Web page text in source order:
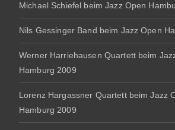
Michael Schiefel beim Jazz Open
Nils Gessinger Band beim Jazz Open
Werner Harriehausen Quartett beim
Hamburg 2009
Lorenz Hargassner Quartett beim Jazz
Hamburg 2009